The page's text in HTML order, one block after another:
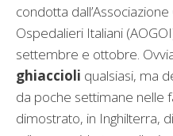
condotta
Ospedalieri Italiani
settembre e ottobre.
ghiaccioli qualsiasi, ma
da poche settimane nelle
dimostrato, in Inghilterra,